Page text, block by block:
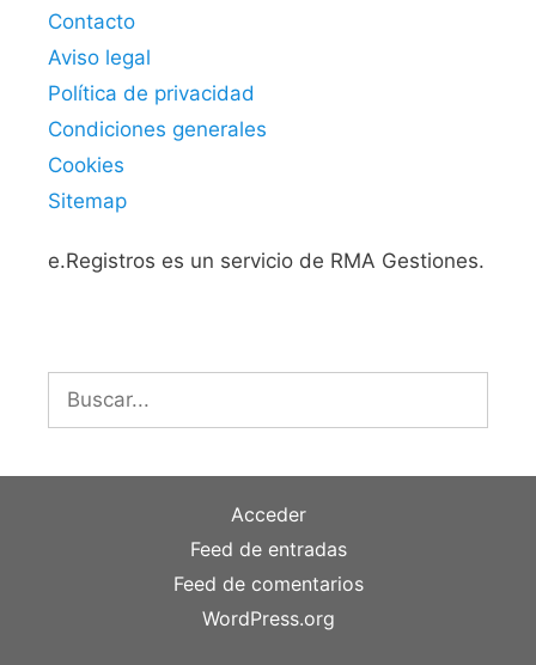
Contacto
Aviso legal
Política de privacidad
Condiciones generales
Cookies
Sitemap
e.Registros es un servicio de RMA Gestiones.
Acceder
Feed de entradas
Feed de comentarios
WordPress.org